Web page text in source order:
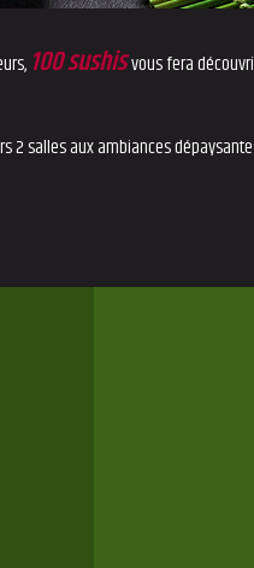
100 sushisvous fera
salles aux ambiances